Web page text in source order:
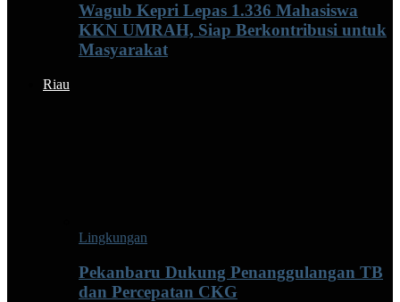
Wagub Kepri Lepas 1.336 Mahasiswa
KKN UMRAH, Siap Berkontribusi untuk
Masyarakat
Riau
Lingkungan
Pekanbaru Dukung Penanggulangan TB
dan Percepatan CKG